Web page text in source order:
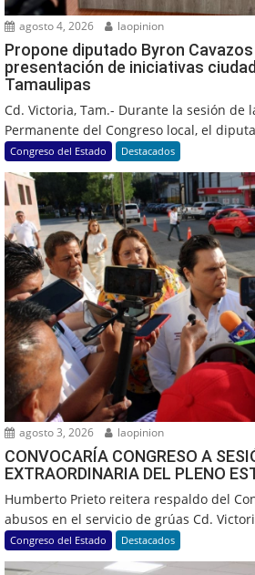
agosto 4, 2026 laopinion
Propone diputado Byron
presentación de iniciativas
Tamaulipas
Cd. Victoria, Tam.- Durante la sesión de
Permanente del Congreso local, el
Congreso del Estado Destacados
agosto 3, 2026 laopinion
CONVOCARÍA CONGRESO A
EXTRAORDINARIA DEL PLENO
Humberto Prieto reitera respaldo del
abusos en el servicio de grúas Cd.
Congreso del Estado Destacados